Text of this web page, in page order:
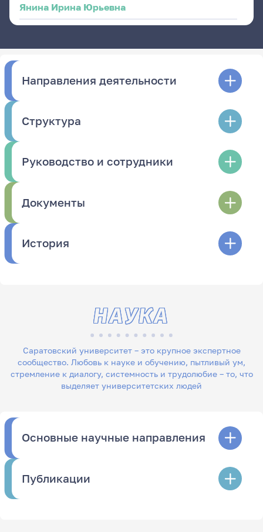
Янина Ирина Юрьевна
Направления деятельности
Структура
Руководство и сотрудники
Документы
История
Саратовский университет – это крупное экспертное
сообщество. Любовь к науке и обучению, пытливый ум,
стремление к диалогу, системность и трудолюбие – то, что
выделяет университетских людей
НАУКА
Основные научные направления
Публикации